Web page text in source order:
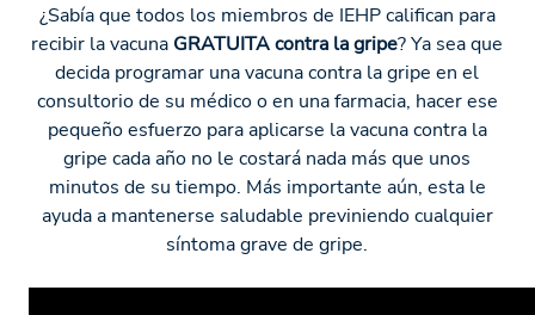
¿Sabía que todos los miembros de IEHP califican para
recibir la vacuna GRATUITA contra la gripe? Ya sea que
decida programar una vacuna contra la gripe en el
consultorio de su médico o en una farmacia, hacer ese
pequeño esfuerzo para aplicarse la vacuna contra la
gripe cada año no le costará nada más que unos
minutos de su tiempo. Más importante aún, esta le
ayuda a mantenerse saludable previniendo cualquier
síntoma grave de gripe.